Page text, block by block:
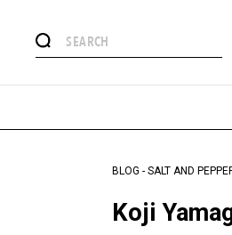
#憧れ
#HANDSOME
BLOG - SALT AND
Koji